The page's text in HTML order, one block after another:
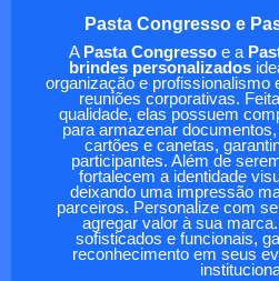
Pasta Congresso e
A Pasta Congresso e a
brindes personalizados
organização e profissionalismo
reuniões corporativas.
qualidade, elas possuem
para armazenar
cartões e canetas,
participantes. Além de
fortalecem a identidade
deixando uma impressão
parceiros. Personalize com
agregar valor à sua
sofisticados e funcionais,
reconhecimento em seus